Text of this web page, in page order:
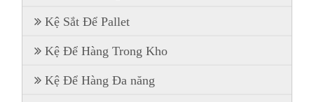
Kệ Sắt Để Pallet
Kệ Để Hàng Trong Kho
Kệ Để Hàng Đa năng